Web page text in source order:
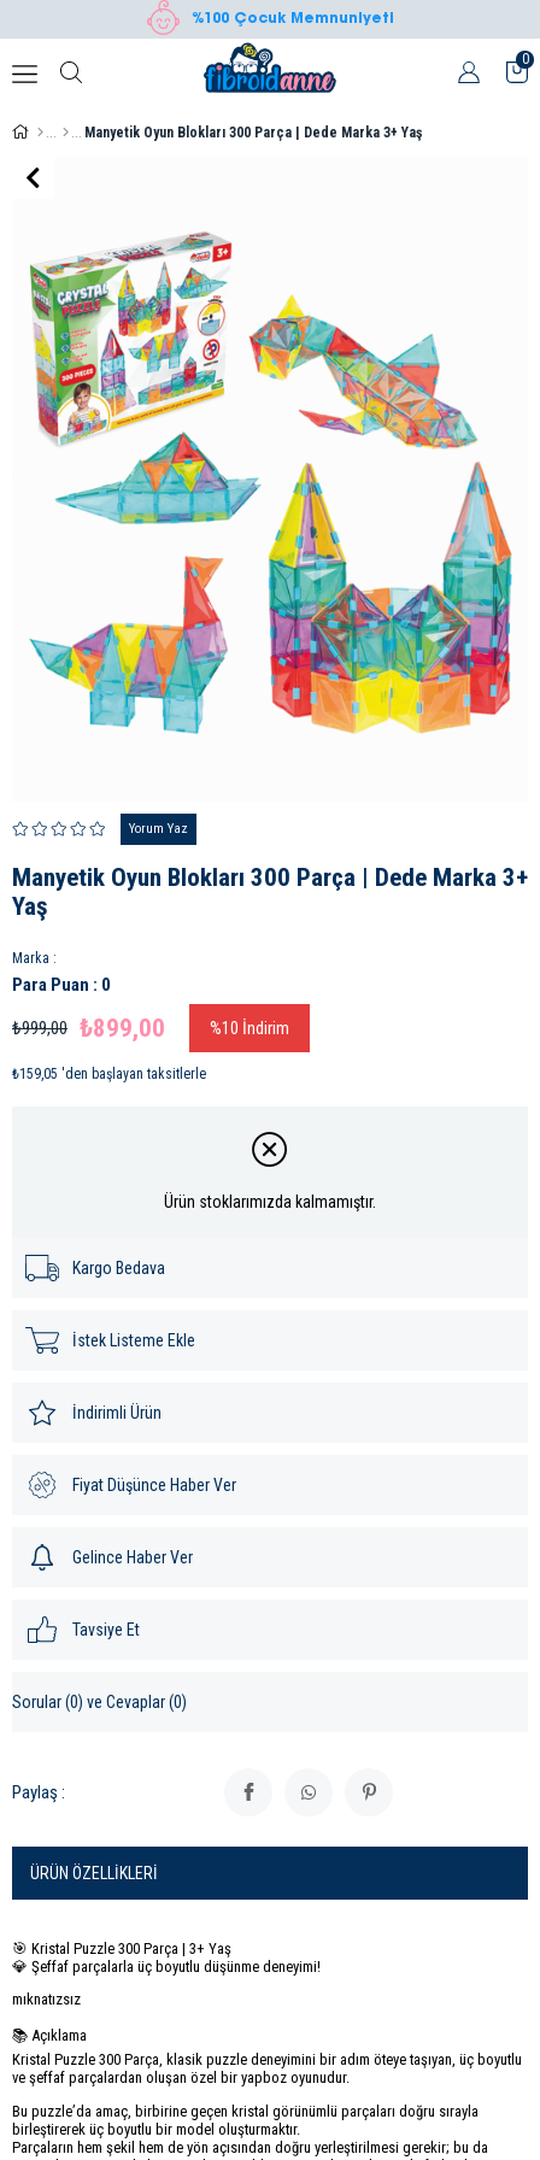
%100 Çocuk Memnuniyeti
0
Manyetik Oyun Blokları 300 Parça | Dede Marka 3+ Yaş
Yorum Yaz
Manyetik Oyun Blokları 300 Parça | Dede Marka 3+
Yaş
Marka :
Para Puan : 0
₺999,00 ₺899,00 %10 İndirim
₺159,05 'den başlayan taksitlerle
Ürün stoklarımızda kalmamıştır.
Kargo Bedava
İstek Listeme Ekle
İndirimli Ürün
Fiyat Düşünce Haber Ver
Gelince Haber Ver
Tavsiye Et
Sorular (0) ve Cevaplar (0)
Paylaş :
ÜRÜN ÖZELLIKLERI
🎯 Kristal Puzzle 300 Parça | 3+ Yaş
💎 Şeffaf parçalarla üç boyutlu düşünme deneyimi!
mıknatızsız
📚 Açıklama
Kristal Puzzle 300 Parça, klasik puzzle deneyimini bir adım öteye taşıyan, üç boyutlu
ve şeffaf parçalardan oluşan özel bir yapboz oyunudur.
Bu puzzle’da amaç, birbirine geçen kristal görünümlü parçaları doğru sırayla
birleştirerek üç boyutlu bir model oluşturmaktır.
Parçaların hem şekil hem de yön açısından doğru yerleştirilmesi gerekir; bu da